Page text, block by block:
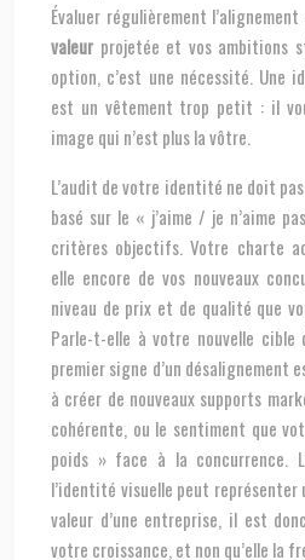
Évaluer régulièrement
valeur projetée et vos ambitions
option, c’est une nécessité. Une
est un vêtement trop petit : il
image qui n’est plus la vôtre.
L’audit de votre identité ne doit
basé sur le « j’aime / je n’aime
critères objectifs. Votre charte
elle encore de vos nouveaux
niveau de prix et de qualité que
Parle-t-elle à votre nouvelle
premier signe d’un désalignement
à créer de nouveaux supports
cohérente, ou le sentiment que
poids » face à la concurrence.
l’identité visuelle peut
valeur d’une entreprise, il est
votre croissance, et non qu’elle la